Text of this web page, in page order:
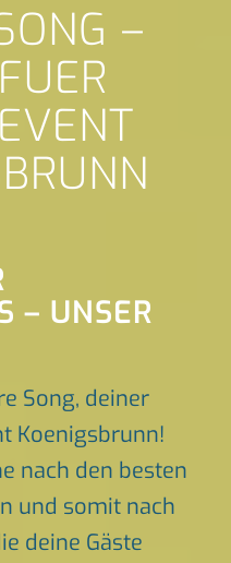
–
– UNSER
Song, deiner
Koenigsbrunn!
nach den besten
und somit nach
deine Gäste